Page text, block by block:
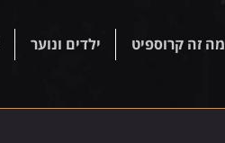
מה זה קרוספיט ילדים ונוער